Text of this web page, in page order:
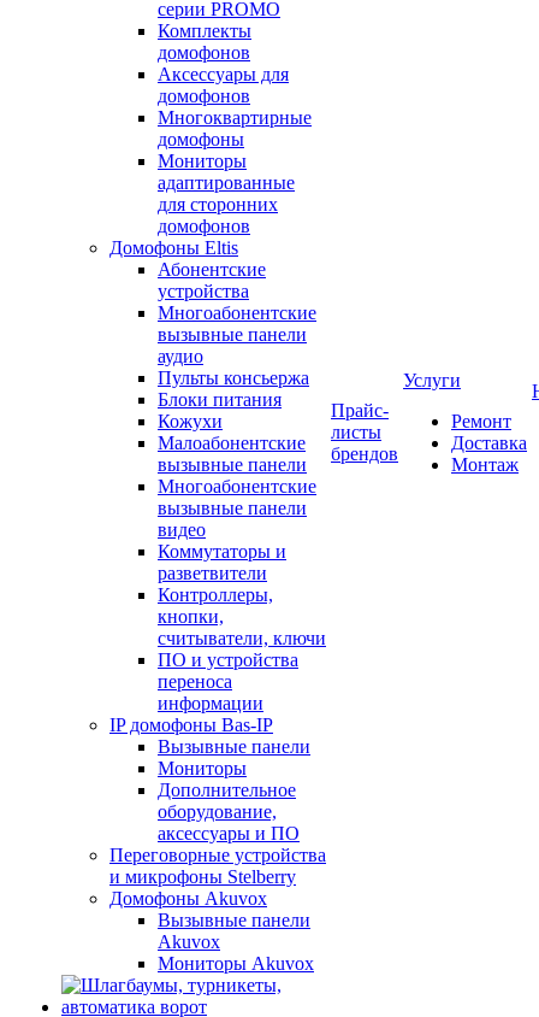
серии PROMO
Комплекты
домофонов
Аксессуары для
домофонов
Многоквартирные
домофоны
Мониторы
адаптированные
для сторонних
домофонов
Домофоны Eltis
Абонентские
устройства
Многоабонентские
вызывные панели
аудио
Пульты консьержа
Блоки питания
Кожухи
Малоабонентские
вызывные панели
Многоабонентские
вызывные панели
видео
Коммутаторы и
разветвители
Контроллеры,
кнопки,
считыватели, ключи
ПО и устройства
переноса
информации
IP домофоны Bas-IP
Вызывные панели
Мониторы
Дополнительное
оборудование,
аксессуары и ПО
Переговорные устройства
и микрофоны Stelberry
Домофоны Akuvox
Вызывные панели
Akuvox
Мониторы Akuvox
Прайс-
листы
брендов
Услуги
Ремонт
Доставка
Монтаж